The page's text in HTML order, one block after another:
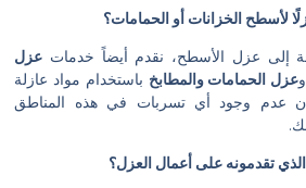
إلى عزل الأسطح، نقدم أيضاً خدمات عزل
وعزل الحمامات والمطابخ باستخدام مواد عازلة
عدم وجود أي تسربات في هذه المناطق